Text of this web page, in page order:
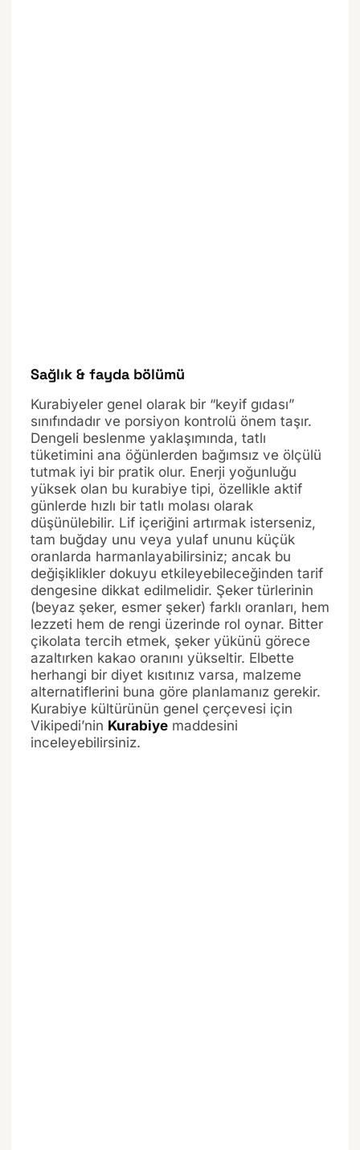
Sağlık & fayda bölümü
Kurabiyeler genel olarak bir “keyif gıdası”
sınıfındadır ve porsiyon kontrolü önem taşır.
Dengeli beslenme yaklaşımında, tatlı
tüketimini ana öğünlerden bağımsız ve ölçülü
tutmak iyi bir pratik olur. Enerji yoğunluğu
yüksek olan bu kurabiye tipi, özellikle aktif
günlerde hızlı bir tatlı molası olarak
düşünülebilir. Lif içeriğini artırmak isterseniz,
tam buğday unu veya yulaf ununu küçük
oranlarda harmanlayabilirsiniz; ancak bu
değişiklikler dokuyu etkileyebileceğinden tarif
dengesine dikkat edilmelidir. Şeker türlerinin
(beyaz şeker, esmer şeker) farklı oranları, hem
lezzeti hem de rengi üzerinde rol oynar. Bitter
çikolata tercih etmek, şeker yükünü görece
azaltırken kakao oranını yükseltir. Elbette
herhangi bir diyet kısıtınız varsa, malzeme
alternatiflerini buna göre planlamanız gerekir.
Kurabiye kültürünün genel çerçevesi için
Vikipedi’nin Kurabiye maddesini
inceleyebilirsiniz.